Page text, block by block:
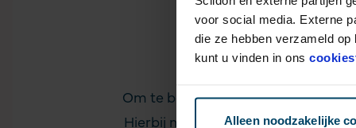
voor social media. Externe
die ze hebben verzameld
kunt u vinden in ons
Alleen noodzakelijke
Om te berekenen of je genoeg
Hierbij moet je ook rekening